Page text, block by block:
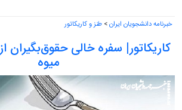
خبرنامه دانشجویان ایران> طنز و کاریکاتور
کاریکاتور| سفره خالی حقوق‌بگیران
میوه